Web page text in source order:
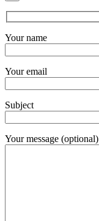
Your name
Your email
Subject
Your message (optional)